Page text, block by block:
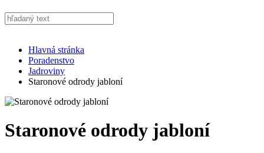
Hlavná stránka
Poradenstvo
Jadroviny
Staronové odrody jabloní
Staronové odrody jabloní